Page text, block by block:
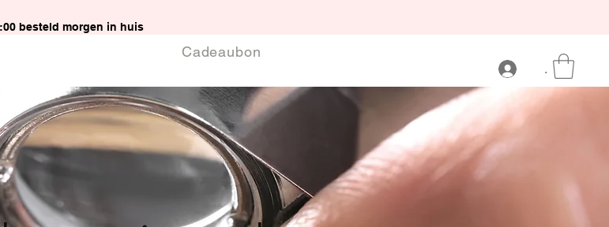
.
besteld morgen in huis
Cadeaubon